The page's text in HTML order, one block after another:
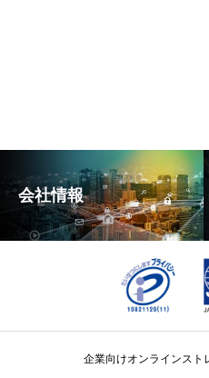
会社情報
企業向けオンラインスト